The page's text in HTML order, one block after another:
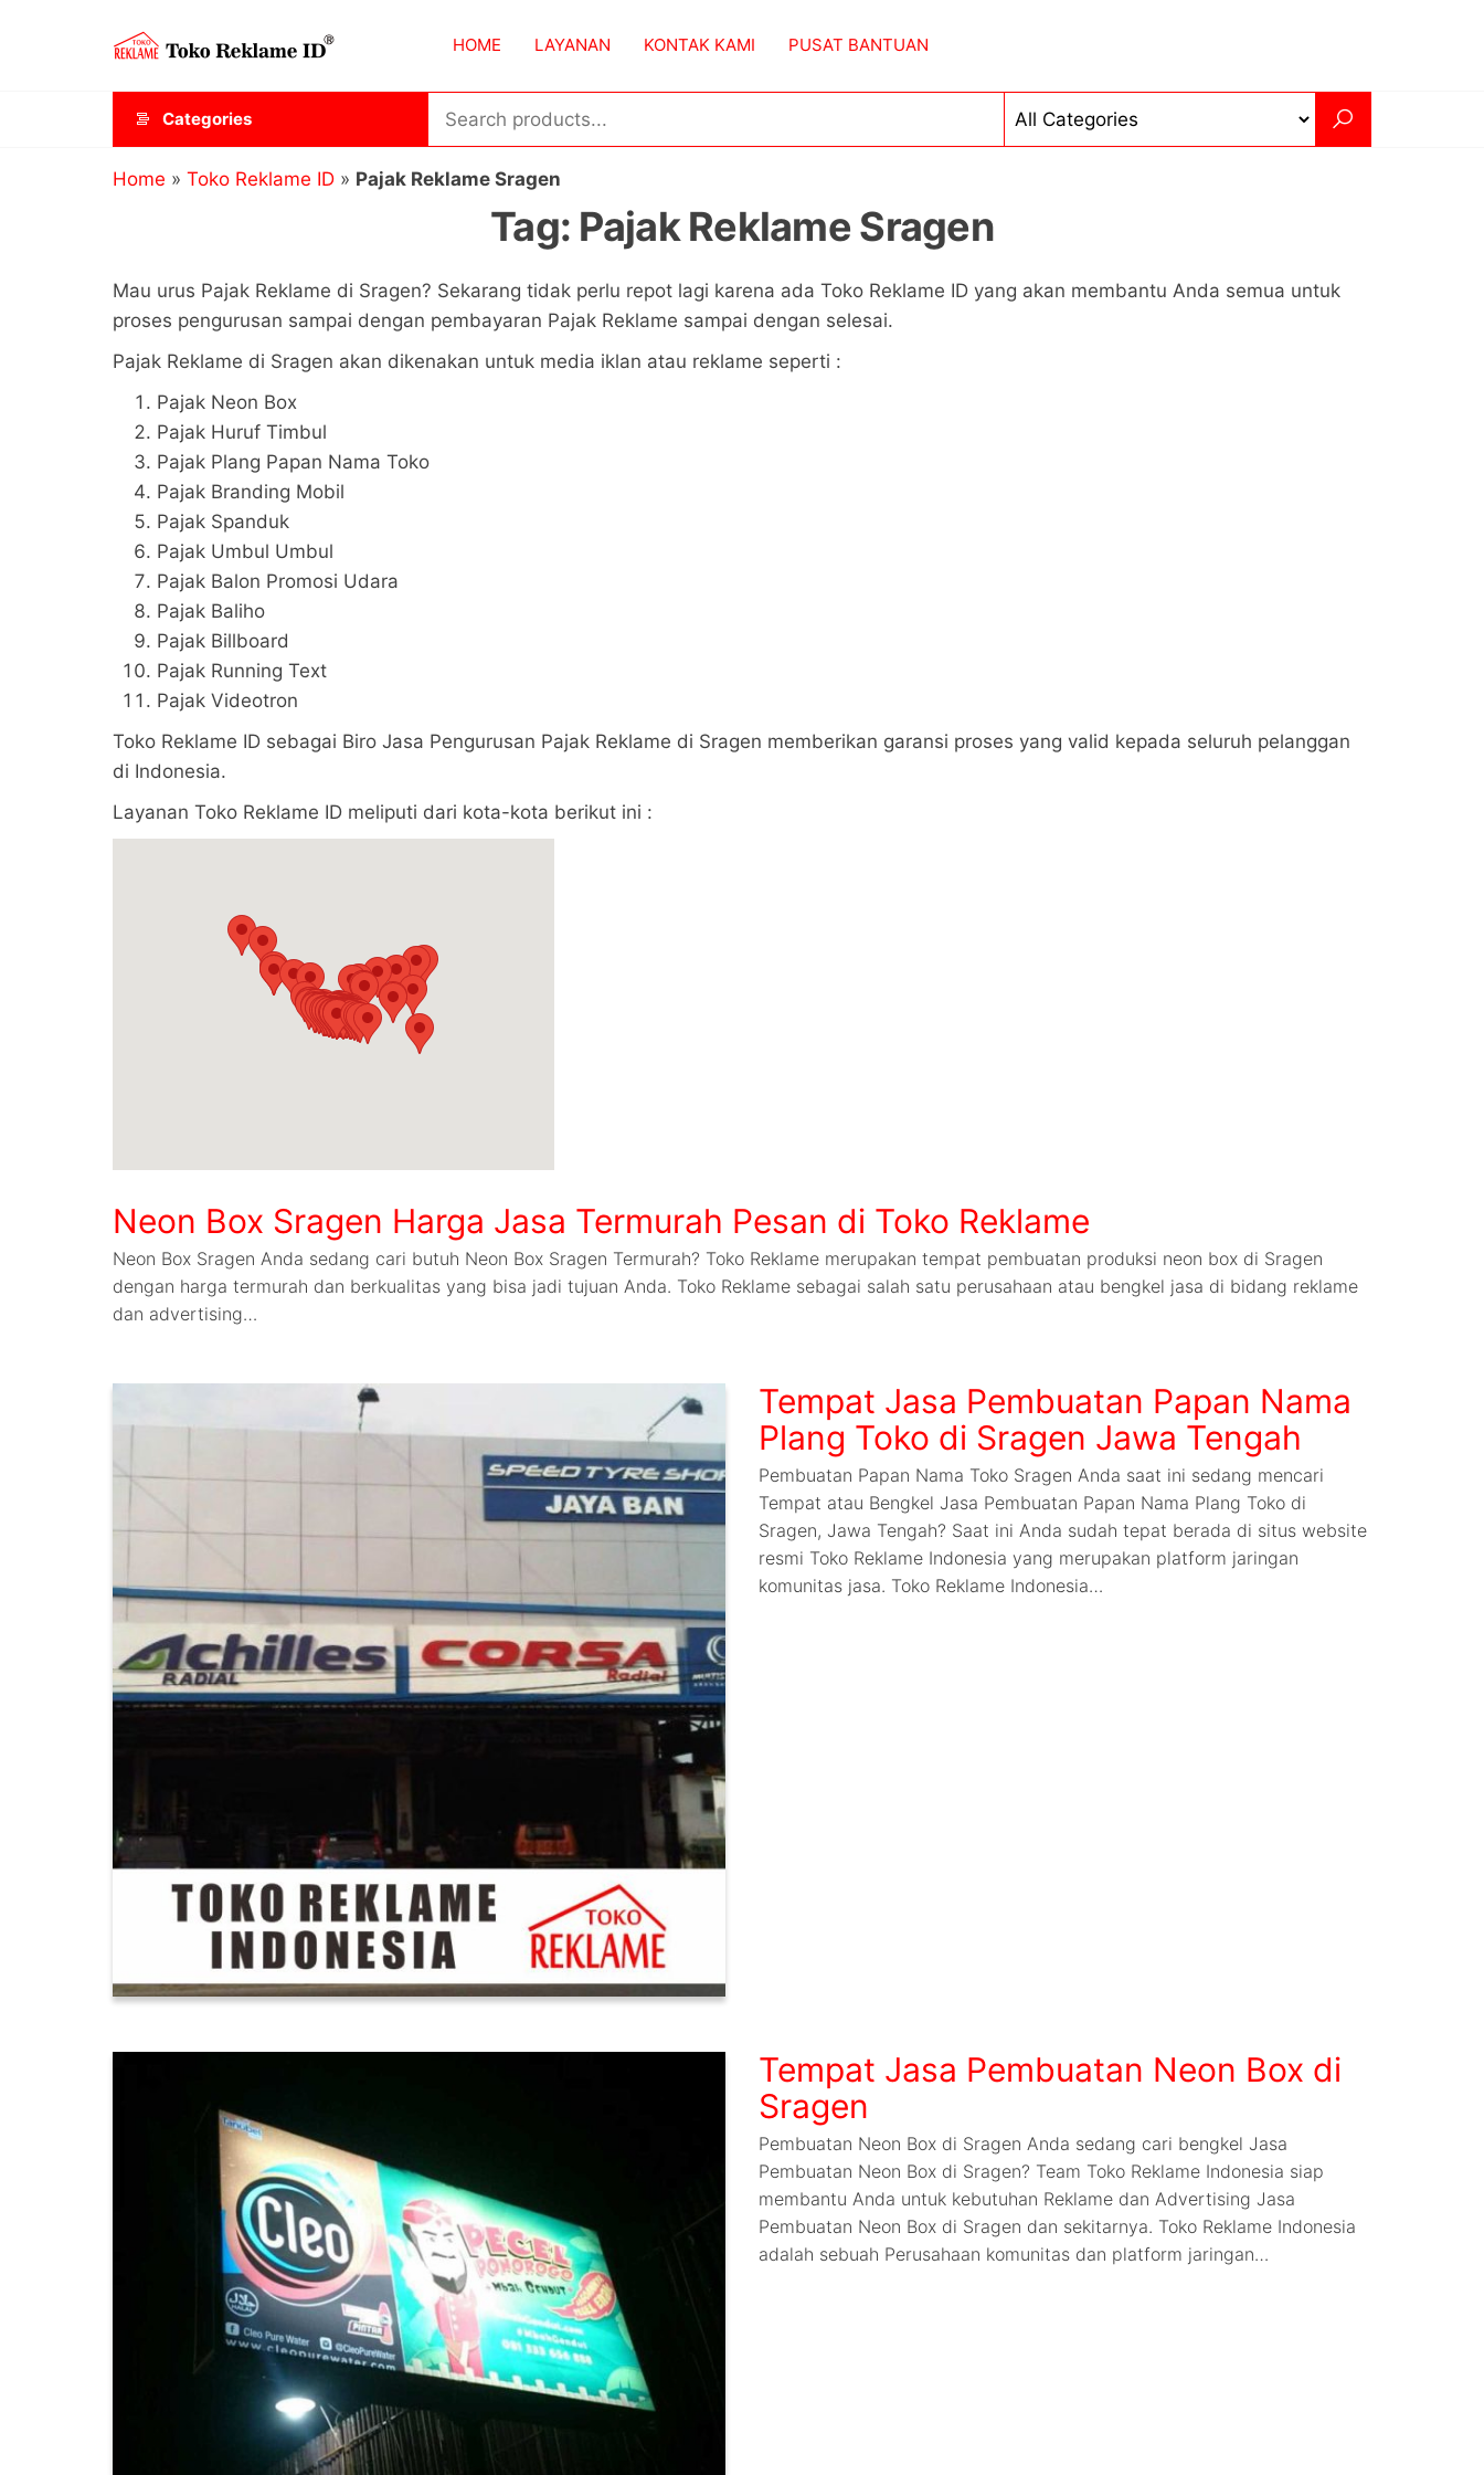
ID
HOME LAYANAN KONTAK KAMI PUSAT BANTUAN
Categories
Home » Toko Reklame ID » Pajak Reklame Sragen
Tag: Pajak Reklame Sragen
Mau urus Pajak Reklame di Sragen? Sekarang tidak perlu repot lagi karena ada Toko Reklame ID yang akan membantu Anda semua untuk
proses pengurusan sampai dengan pembayaran Pajak Reklame sampai dengan selesai.
Pajak Reklame di Sragen akan dikenakan untuk media iklan atau reklame seperti :
Pajak Neon Box
Pajak Huruf Timbul
Pajak Plang Papan Nama Toko
Pajak Branding Mobil
Pajak Spanduk
Pajak Umbul Umbul
Pajak Balon Promosi Udara
Pajak Baliho
Pajak Billboard
Pajak Running Text
Pajak Videotron
Toko Reklame ID sebagai Biro Jasa Pengurusan Pajak Reklame di Sragen memberikan garansi proses yang valid kepada seluruh pelanggan
di Indonesia.
Layanan Toko Reklame ID meliputi dari kota-kota berikut ini :
Neon Box Sragen Harga Jasa Termurah Pesan di Toko Reklame
Neon Box Sragen Anda sedang cari butuh Neon Box Sragen Termurah? Toko Reklame merupakan tempat pembuatan produksi neon box di Sragen
dengan harga termurah dan berkualitas yang bisa jadi tujuan Anda. Toko Reklame sebagai salah satu perusahaan atau bengkel jasa di bidang reklame
dan advertising…
Tempat Jasa Pembuatan Papan Nama
Plang Toko di Sragen Jawa Tengah
Pembuatan Papan Nama Toko Sragen Anda saat ini sedang mencari
Tempat atau Bengkel Jasa Pembuatan Papan Nama Plang Toko di
Sragen, Jawa Tengah? Saat ini Anda sudah tepat berada di situs website
resmi Toko Reklame Indonesia yang merupakan platform jaringan
komunitas jasa. Toko Reklame Indonesia…
Tempat Jasa Pembuatan Neon Box di
Sragen
Pembuatan Neon Box di Sragen Anda sedang cari bengkel Jasa
Pembuatan Neon Box di Sragen? Team Toko Reklame Indonesia siap
membantu Anda untuk kebutuhan Reklame dan Advertising Jasa
Pembuatan Neon Box di Sragen dan sekitarnya. Toko Reklame Indonesia
adalah sebuah Perusahaan komunitas dan platform jaringan…